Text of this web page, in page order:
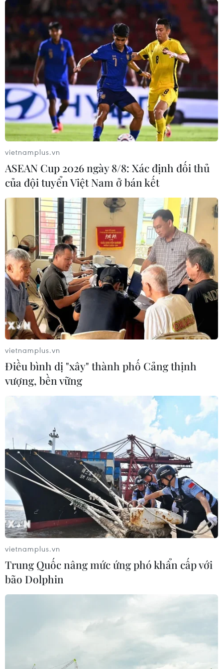
TIN CÙNG CHUYÊN MỤC
Ớt nhập khẩu từ Mexico khiến hàng
trăm người tiêu dùng Mỹ nhiễm
vietnamplus.vn
ASEAN Cup 2026 ngày 8/8: Xác định đối thủ
của đội tuyển Việt Nam ở bán kết
vietnamplus.vn
Điều bình dị "xây" thành phố Cảng thịnh
vượng, bền vững
vietnamplus.vn
Trung Quốc nâng mức ứng phó khẩn cấp với
bão Dolphin